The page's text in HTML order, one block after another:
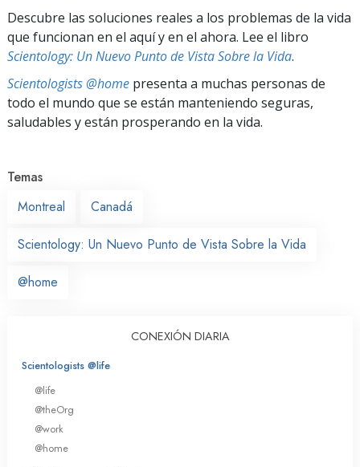
Descubre las soluciones reales a los problemas de la vida
que funcionan en el aquí y en el ahora. Lee el libro
Scientology: Un Nuevo Punto de Vista Sobre la Vida.
Scientologists @home presenta a muchas personas de
todo el mundo que se están manteniendo seguras,
saludables y están prosperando en la vida.
Temas
Montreal
Canadá
Scientology: Un Nuevo Punto de Vista Sobre la Vida
@home
CONEXIÓN DIARIA
Scientologists @life
@life
@theOrg
@work
@home